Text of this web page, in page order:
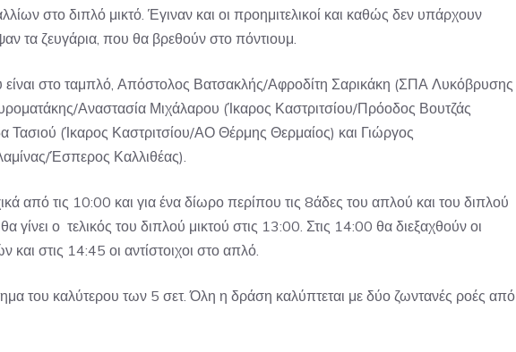
στο διπλό μικτό. Έγιναν και οι προημιτελικοί και καθώς δεν υπάρχουν
τα ζευγάρια, που θα βρεθούν στο πόντιουμ.
στο ταμπλό, Απόστολος Βατσακλής/Αφροδίτη Σαρικάκη (ΣΠΑ Λυκόβρυσης
Αναστασία Μιχάλαρου (Ίκαρος Καστριτσίου/Πρόοδος Βουτζάς
(Ίκαρος Καστριτσίου/ΑΟ Θέρμης Θερμαίος) και Γιώργος
Έσπερος Καλλιθέας).
από τις 10:00 και για ένα δίωρο περίπου τις 8άδες του απλού και του διπλού
ο τελικός του διπλού μικτού στις 13:00. Στις 14:00 θα διεξαχθούν οι
και στις 14:45 οι αντίστοιχοι στο απλό.
του καλύτερου των 5 σετ. Όλη η δράση καλύπτεται με δύο ζωντανές ροές από